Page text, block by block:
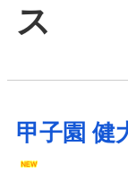
ス
甲子園 健